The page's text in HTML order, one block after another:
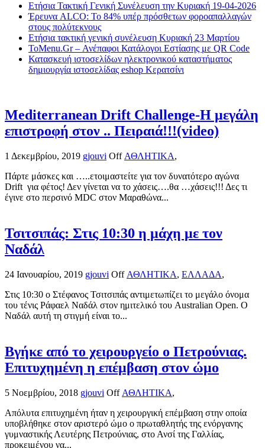
Ετήσια Τακτική Γενική Συνέλευση την Κυριακή 19-04-2026
Έρευνα ALCO: Το 84% υπέρ πρόσθετων φοροαπαλλαγών
στους πολύτεκνους
Ετήσια τακτική γενική συνέλευση Κυριακή 23 Μαρτίου
ToMenu.Gr – Ανέπαφοι Κατάλογοι Εστίασης με QR Code
Κατασκευή ιστοσελίδων ηλεκτρονικού καταστήματος
δημιουργία ιστοσελίδας eshop Κερατσίνι
Mediterranean Drift Challenge-Η μεγάλη
επιστροφή στον .. Πειραιά!!!(video)
1 Δεκεμβρίου, 2019 gjouvi Off ΑΘΛΗΤΙΚΑ,
Πάρτε μάσκες και …..ετοιμαστείτε για τον δυνατότερο αγώνα
Drift για φέτος! Δεν γίνεται να το χάσεις….θα …χάσεις!!! Δες τι
έγινε στο περσινό MDC στον Μαραθώνα...
Τσιτσιπάς: Στις 10:30 η μάχη με τον
Ναδάλ
24 Ιανουαρίου, 2019 gjouvi Off ΑΘΛΗΤΙΚΑ, ΕΛΛΑΔΑ,
Στις 10:30 ο Στέφανος Τσιτσιπάς αντιμετωπίζει το μεγάλο όνομα
του τένις Ράφαελ Ναδάλ στον ημιτελικό του Australian Open. Ο
Ναδάλ αυτή τη στιγμή είναι το...
Βγήκε από το χειρουργείο ο Πετρούνιας.
Επιτυχημένη η επέμβαση στον ώμο
5 Νοεμβρίου, 2018 gjouvi Off ΑΘΛΗΤΙΚΑ,
Απόλυτα επιτυχημένη ήταν η χειρουργική επέμβαση στην οποία
υποβλήθηκε στον αριστερό ώμο ο πρωταθλητής της ενόργανης
γυμναστικής Λευτέρης Πετρούνιας, στο Ανσί της Γαλλίας,
προκειμένου να...